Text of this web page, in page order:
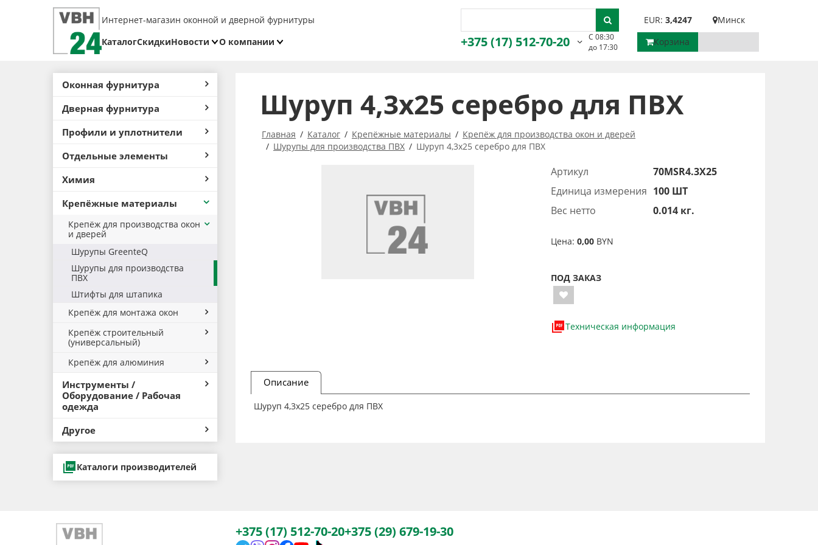
Интернет-магазин оконной и дверной фурнитуры EUR: 3,4247
Минск
КаталогСкидкиНовости
О компании
Возврат
+375 (17) 512-70-20
С 08:30
до 17:30
Корзина
Оконная фурнитура
Дверная фурнитура
Профили и уплотнители
Отдельные элементы
Химия
Крепёжные материалы
Крепёж для производства окон
и дверей
Шурупы GreenteQ
Шурупы для производства
ПВХ
Штифты для штапика
Крепёж для монтажа окон
Крепёж строительный
(универсальный)
Крепёж для алюминия
Инструменты /
Оборудование / Рабочая
одежда
Другое
Каталоги производителей
Шуруп 4,3х25 серебро для ПВХ
Главная Каталог Крепёжные материалы
Крепёж для производства окон и дверей
Шурупы для производства ПВХ
Шуруп 4,3х25 серебро для ПВХ
Артикул
70MSR4.3X25
Единица измерения 100 ШТ
Вес нетто
0.014 кг.
Цена: 0,00 BYN
ПОД ЗАКАЗ
Техническая информация
Описание
Шуруп 4,3х25 серебро для ПВХ
+375 (17) 512-70-20+375 (29) 679-19-30